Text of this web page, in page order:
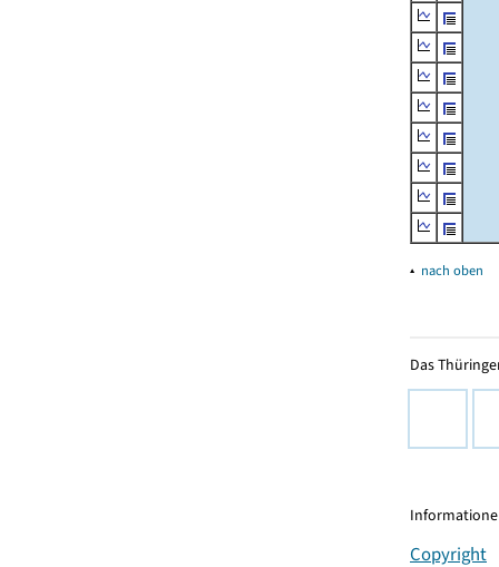
▴ nach oben
Das
Copyright